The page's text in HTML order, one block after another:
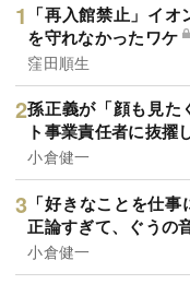
「再入館禁止」イ
を守れなかったワケ
窪田順生
孫正義が「顔も見た
ト事業責任者に抜擢
小倉健一
「好きなことを仕
正論すぎて、ぐうの
小倉健一